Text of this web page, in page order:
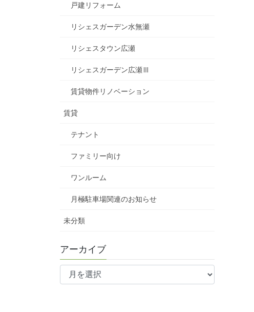
戸建リフォーム
リシェスガーデン水無瀬
リシェスタウン広瀬
リシェスガーデン広瀬Ⅲ
賃貸物件リノベーション
賃貸
テナント
ファミリー向け
ワンルーム
月極駐車場関連のお知らせ
未分類
アーカイブ
ア